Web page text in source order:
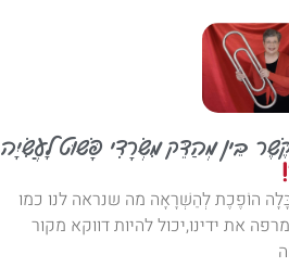
בֵּין מְהַדֵּק מִשְׂרָדִי פָּשׁוּט לָעֲשִׂיָּה
הוֹפֶכֶת לְהַשְׁרָאָה מה שנראה לנו כמו
את ידינו,יכול להיות דווקא מקור